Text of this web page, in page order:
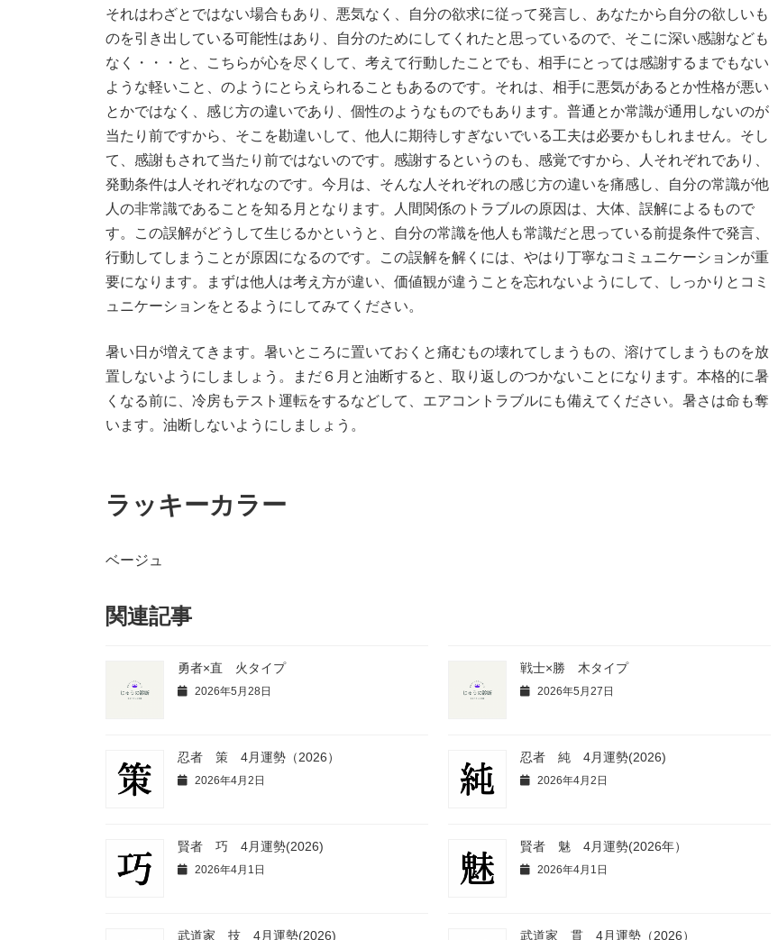
それはわざとではない場合もあり、悪気なく、自分の欲求に従って発言し、あなたから自分の欲しいも
のを引き出している可能性はあり、自分のためにしてくれたと思っているので、そこに深い感謝なども
なく・・・と、こちらが心を尽くして、考えて行動したことでも、相手にとっては感謝するまでもない
ような軽いこと、のようにとらえられることもあるのです。それは、相手に悪気があるとか性格が悪い
とかではなく、感じ方の違いであり、個性のようなものでもあります。普通とか常識が通用しないのが
当たり前ですから、そこを勘違いして、他人に期待しすぎないでいる工夫は必要かもしれません。そし
て、感謝もされて当たり前ではないのです。感謝するというのも、感覚ですから、人それぞれであり、
発動条件は人それぞれなのです。今月は、そんな人それぞれの感じ方の違いを痛感し、自分の常識が他
人の非常識であることを知る月となります。人間関係のトラブルの原因は、大体、誤解によるもので
す。この誤解がどうして生じるかというと、自分の常識を他人も常識だと思っている前提条件で発言、
行動してしまうことが原因になるのです。この誤解を解くには、やはり丁寧なコミュニケーションが重
要になります。まずは他人は考え方が違い、価値観が違うことを忘れないようにして、しっかりとコミ
ュニケーションをとるようにしてみてください。
暑い日が増えてきます。暑いところに置いておくと痛むもの壊れてしまうもの、溶けてしまうものを放
置しないようにしましょう。まだ６月と油断すると、取り返しのつかないことになります。本格的に暑
くなる前に、冷房もテスト運転をするなどして、エアコントラブルにも備えてください。暑さは命も奪
います。油断しないようにしましょう。
ラッキーカラー
ベージュ
関連記事
勇者×直 火タイプ
2026年5月28日
戦士×勝 木タイプ
2026年5月27日
忍者 策 4月運勢（2026）
2026年4月2日
忍者 純 4月運勢(2026)
2026年4月2日
賢者 巧 4月運勢(2026)
2026年4月1日
賢者 魅 4月運勢(2026年）
2026年4月1日
武道家 技 4月運勢(2026) 武道家 貫 4月運勢（2026）